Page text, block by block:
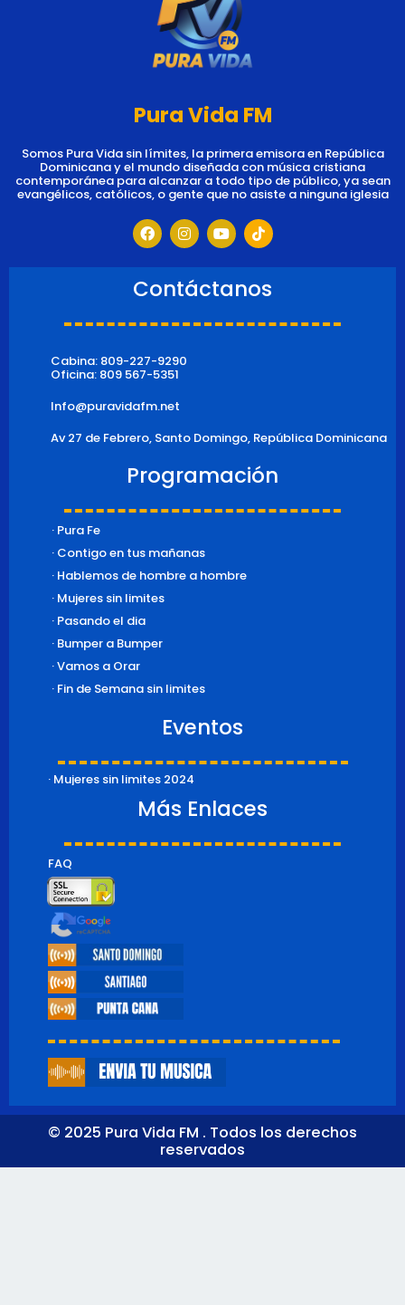
Pura Vida FM
Somos Pura Vida sin límites, la primera emisora en República
Dominicana y el mundo diseñada con música cristiana
contemporánea para alcanzar a todo tipo de público, ya sean
evangélicos, católicos, o gente que no asiste a ninguna iglesia
F
a
c
e
b
o
k
I
n
s
t
a
g
a
Y
o
u
t
u
b
T
i
k
t
o
k
Contáctanos
Cabina: 809-227-9290
Oficina: 809 567-5351
Info@puravidafm.net
Av 27 de Febrero, Santo Domingo, República Dominicana
Programación
· Pura Fe
· Contigo en tus mañanas
· Hablemos de hombre a hombre
· Mujeres sin limites
· Pasando el dia
· Bumper a Bumper
· Vamos a Orar
· Fin de Semana sin limites
Eventos
· Mujeres sin limites 2024
Más Enlaces
FAQ
© 2025 Pura Vida FM . Todos los derechos
reservados